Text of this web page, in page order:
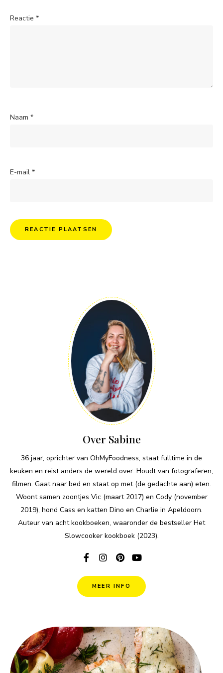
Reactie *
Naam *
E-mail *
Over Sabine
36 jaar, oprichter van OhMyFoodness, staat fulltime in de
keuken en reist anders de wereld over. Houdt van fotograferen,
filmen. Gaat naar bed en staat op met (de gedachte aan) eten.
Woont samen zoontjes Vic (maart 2017) en Cody (november
2019), hond Cass en katten Dino en Charlie in Apeldoorn.
Auteur van acht kookboeken, waaronder de bestseller Het
Slowcooker kookboek (2023).
MEER INFO